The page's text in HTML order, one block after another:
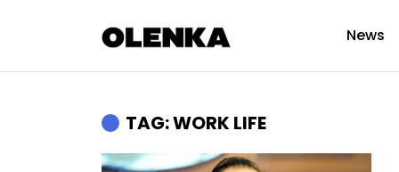
News
TAG: WORK LIFE